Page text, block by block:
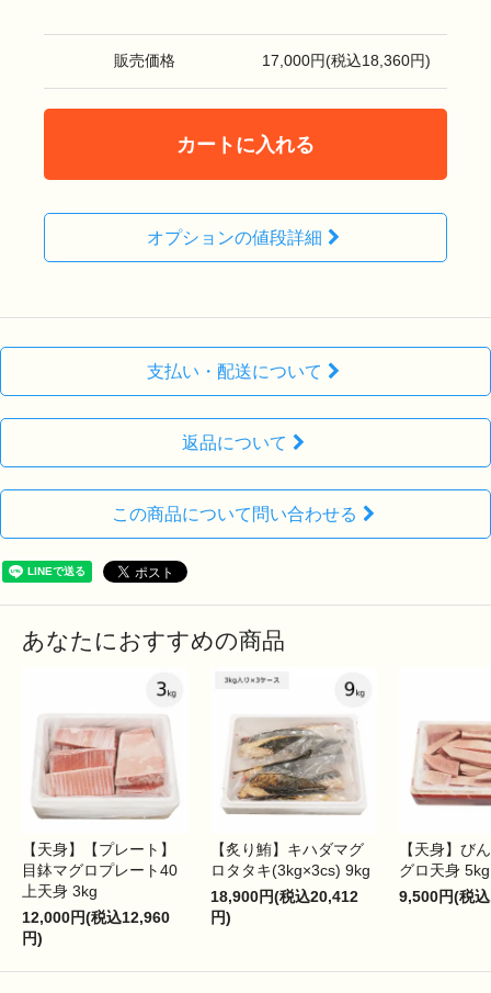
販売価格 17,000円(税込18,360円)
カートに入れる
オプションの値段詳細
支払い・配送について
返品について
この商品について問い合わせる
あなたにおすすめの商品
【天身】【プレート】
目鉢マグロプレート40
上天身 3kg
12,000円(税込12,960
円)
【炙り鮪】キハダマグ
ロタタキ(3kg×3cs) 9kg
18,900円(税込20,412
円)
【天身】び
グロ天身 5kg
9,500円(税